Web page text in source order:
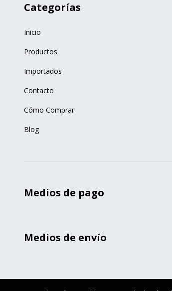
Categorías
Inicio
Productos
Importados
Contacto
Cómo Comprar
Blog
Medios de pago
Medios de envío